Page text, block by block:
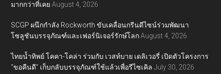
มากกว่าที่เคย August 4, 2026
SCGP ผนึกกำลัง Rockworth ขับเคลื่อนกรีนดีไซน์ร่วมพัฒนา
โซลูชันบรรจุภัณฑ์และเฟอร์นิเจอร์รักษ์โลก August 4, 2026
ไทยน้ำทิพย์ โคคา-โคล่า ร่วมกับ เวสท์บาย เดลิเวอรี่ เปิดตัวโครงการ
“ขอคืนดี” เก็บกลับบรรจุภัณฑ์ใช้แล้วเพื่อรีไซเคิล July 30, 2026